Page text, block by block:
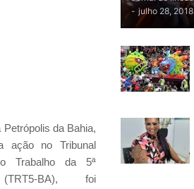
Petrópolis da Bahia,
ação no Tribunal
Trabalho da 5ª
BA), foi
- julho 28, 2018